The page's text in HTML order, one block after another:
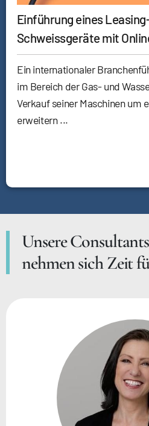
Einführung eines
Schweissgeräte mit
Ein internationaler
im Bereich der Gas- und
Verkauf seiner Maschinen um
erweitern ...
Unsere Consultants
nehmen sich Zeit